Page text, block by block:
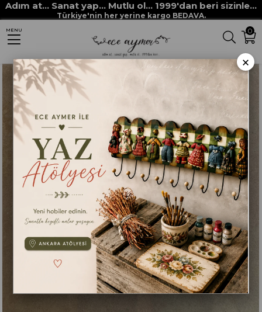
Adım at... Sanat yap... Mutlu ol... 1999'dan beri sizinle...
Türkiye'nin her yerine kargo BEDAVA.
0
MENU
Anasayfa STENCİLLER ECE AYMER STENCİL ŞABLONLARI
DİKDÖRTGEN STENCİL TM005
×